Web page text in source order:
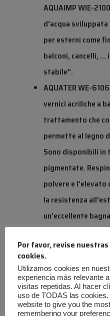
AQUAIMP WIE-
d’acqua
per esterni come
balconi, cancelli, …
stabile”.
AQUATER WE-
vernici acriliche a
trattamento che
permette al legno
Sono disponibili
pigmentate.
polvere e
la resistenza
un’eccellente
Che tipo di vernice
In questi climi, le capanne
asciutte, isolate e protette
Por favor, revise
cookies.
Utilizamos cookies en
experiencia más relevante
visitas repetidas. Al hacer
uso de TODAS las
website to give you the
remembering your